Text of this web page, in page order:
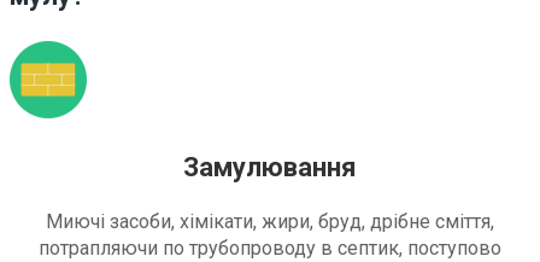
Замулювання
Миючі засоби, хімікати, жири, бруд, дрібне сміття,
потрапляючи по трубопроводу в септик, поступово